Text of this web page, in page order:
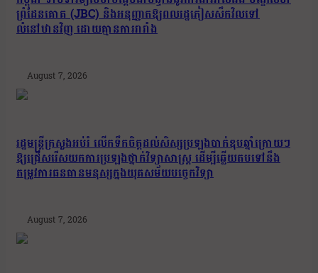
ព្រំដែនគោគ (JBC) និងអនុញ្ញាតឱ្យពលរដ្ឋភៀសសឹកវិលទៅ
លំនៅឋានវិញ ដោយគ្មានការរារាំង
August 7, 2026
រដ្ឋមន្រ្តីក្រសួងអប់រំ លើកទឹកចិត្តដល់សិស្សប្រឡងបាក់ឌុបឆ្នាំក្រោយៗ
ឱ្យជ្រើសរើសយកការប្រឡងថ្នាក់វិទ្យាសាស្ត្រ ដើម្បីឆ្លើយតបទៅនឹង
តម្រូវការធនធានមនុស្សក្នុងយុគសម័យបច្ចេកវិទ្យា
August 7, 2026